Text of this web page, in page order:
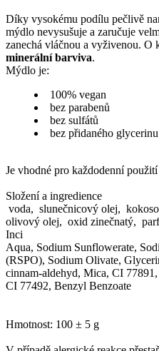
Díky vysokému podílu pečlivě
mýdlo nevysušuje a zaručuje
zanechá vláčnou a vyživenou. O
minerální barviva.
Mýdlo je:
100% vegan
bez parabenů
bez sulfátů
bez přidaného glycerinu
Je vhodné pro každodenní
Složení a ingredience
voda, slunečnicový olej,
olivový olej, oxid zinečnatý,
Inci
Aqua, Sodium Sunflowerate,
(RSPO), Sodium Olivate,
cinnam-aldehyd, Mica, CI
CI 77492, Benzyl Benzoate
Hmotnost: 100 ± 5 g